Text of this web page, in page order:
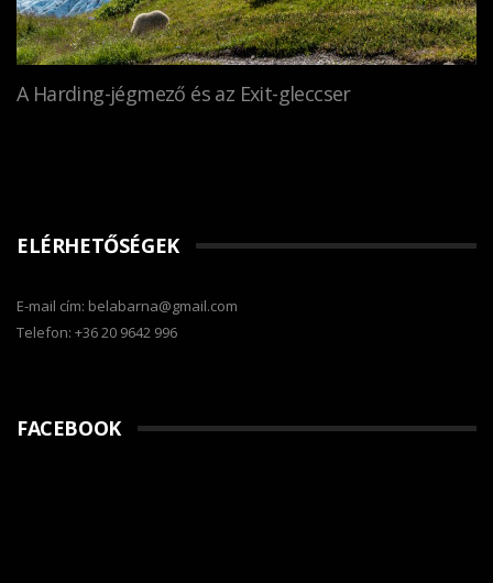
A Harding-jégmező és az Exit-gleccser
ELÉRHETŐSÉGEK
E-mail cím: belabarna@gmail.com
Telefon: +36 20 9642 996
FACEBOOK